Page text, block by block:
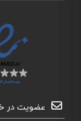
عضویت در